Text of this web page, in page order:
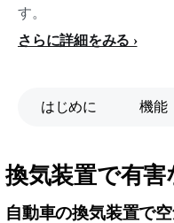
す。
さらに詳細をみる
はじめに 機能
換気装置で有
自動車の換気装置で